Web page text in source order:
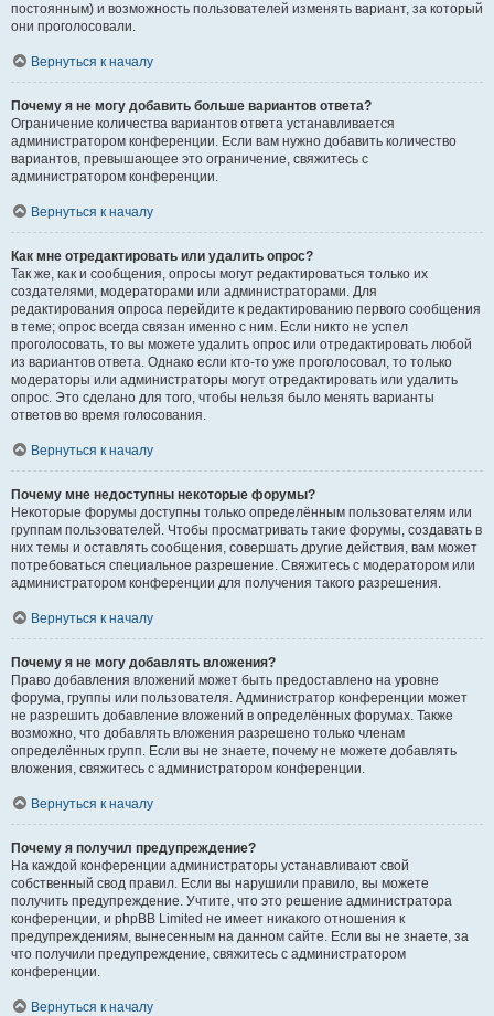
постоянным) и возможность пользователей изменять вариант, за который
они проголосовали.
Вернуться к началу
Почему я не могу добавить больше вариантов ответа?
Ограничение количества вариантов ответа устанавливается
администратором конференции. Если вам нужно добавить количество
вариантов, превышающее это ограничение, свяжитесь с
администратором конференции.
Вернуться к началу
Как мне отредактировать или удалить опрос?
Так же, как и сообщения, опросы могут редактироваться только их
создателями, модераторами или администраторами. Для
редактирования опроса перейдите к редактированию первого сообщения
в теме; опрос всегда связан именно с ним. Если никто не успел
проголосовать, то вы можете удалить опрос или отредактировать любой
из вариантов ответа. Однако если кто-то уже проголосовал, то только
модераторы или администраторы могут отредактировать или удалить
опрос. Это сделано для того, чтобы нельзя было менять варианты
ответов во время голосования.
Вернуться к началу
Почему мне недоступны некоторые форумы?
Некоторые форумы доступны только определённым пользователям или
группам пользователей. Чтобы просматривать такие форумы, создавать в
них темы и оставлять сообщения, совершать другие действия, вам может
потребоваться специальное разрешение. Свяжитесь с модератором или
администратором конференции для получения такого разрешения.
Вернуться к началу
Почему я не могу добавлять вложения?
Право добавления вложений может быть предоставлено на уровне
форума, группы или пользователя. Администратор конференции может
не разрешить добавление вложений в определённых форумах. Также
возможно, что добавлять вложения разрешено только членам
определённых групп. Если вы не знаете, почему не можете добавлять
вложения, свяжитесь с администратором конференции.
Вернуться к началу
Почему я получил предупреждение?
На каждой конференции администраторы устанавливают свой
собственный свод правил. Если вы нарушили правило, вы можете
получить предупреждение. Учтите, что это решение администратора
конференции, и phpBB Limited не имеет никакого отношения к
предупреждениям, вынесенным на данном сайте. Если вы не знаете, за
что получили предупреждение, свяжитесь с администратором
конференции.
Вернуться к началу